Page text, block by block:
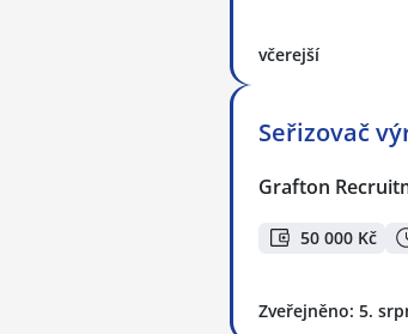
včerejší
Seřizovač
Grafton
50 000 Kč
Zveřejněno: 5.